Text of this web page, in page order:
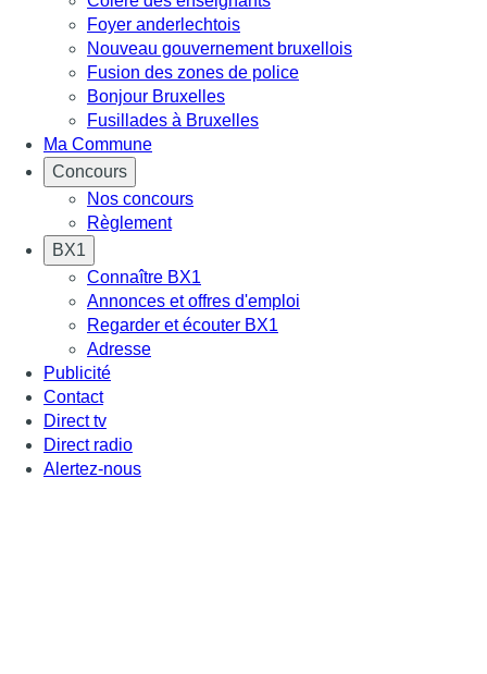
Foyer anderlechtois
Nouveau gouvernement bruxellois
Fusion des zones de police
Bonjour Bruxelles
Fusillades à Bruxelles
Ma Commune
Concours
Nos concours
Règlement
BX1
Connaître BX1
Annonces et offres d'emploi
Regarder et écouter BX1
Adresse
Publicité
Contact
Direct tv
Direct radio
Alertez-nous